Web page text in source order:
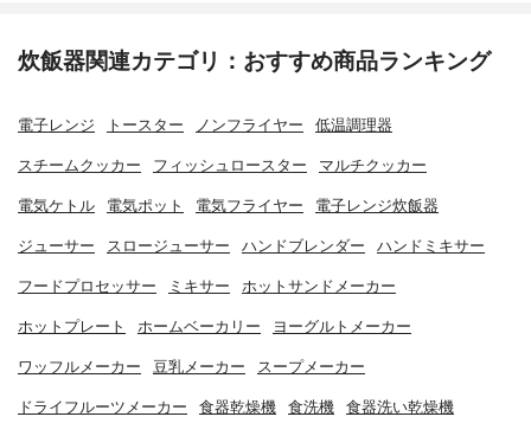
炊飯器関連カテゴリ：おすすめ商品ランキング
電子レンジ トースター ノンフライヤー 低温調理器
スチームクッカー フィッシュロースター マルチクッカー
電気ケトル 電気ポット 電気フライヤー 電子レンジ炊飯器
ジューサー スロージューサー ハンドブレンダー ハンドミキサー
フードプロセッサー ミキサー ホットサンドメーカー
ホットプレート ホームベーカリー ヨーグルトメーカー
ワッフルメーカー 豆乳メーカー スープメーカー
ドライフルーツメーカー 食器乾燥機 食洗機 食器洗い乾燥機